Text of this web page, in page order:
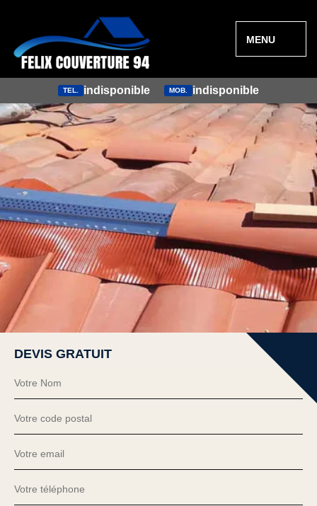
MENU
TEL. indisponible MOB. indisponible
DEVIS GRATUIT